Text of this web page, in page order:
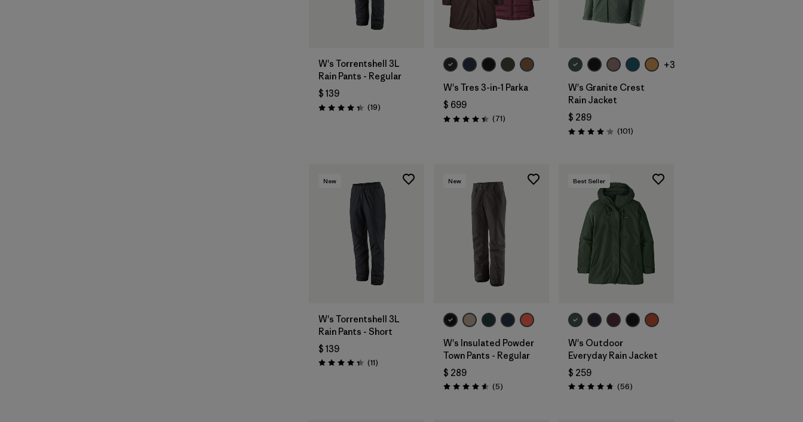
W's Torrentshell 3L
Rain Pants - Regular
$ 139
Valoración: 4.4 / 5
(19Comentarios
)
W's Tres 3-in-1 Parka
$ 699
Valoración: 4.4 / 5
(71Comentarios
)
+3
W's Granite Crest
Rain Jacket
$ 289
Valoración: 4.1 / 5
(101Comentarios
)
New
W's Torrentshell 3L
Rain Pants - Short
$ 139
Valoración: 4.4 / 5
(11Comentarios
)
New
W's Insulated Powder
Town Pants - Regular
$ 289
Valoración: 4.6 / 5
(5Comentarios
)
Best Seller
W's Outdoor
Everyday Rain Jacket
$ 259
Valoración: 4.7 / 5
(56Comentarios
)